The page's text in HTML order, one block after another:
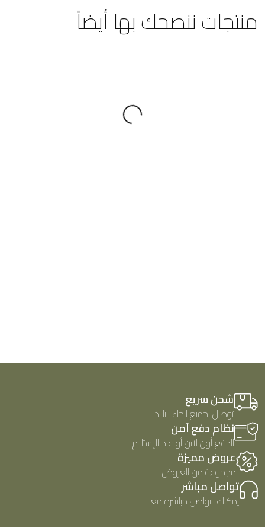
منتجات ننصحك بها أيضاً
شحن سريع
توصيل لجميع انحاء البلاد
نظام دفع آمن
الدفع أون لاين أو عند الإستلام
عروض مميزة
مجموعة من العروض
تواصل مباشر
يمكنك التواصل مباشرة معنا